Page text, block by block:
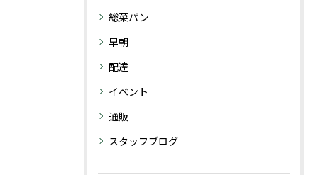
総菜パン
早朝
配達
イベント
通販
スタッフブログ